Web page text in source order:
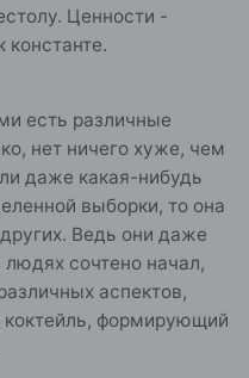
Ценности -
константе.
есть различные
нет ничего хуже, чем
даже какая-нибудь
выборки, то она
Ведь они даже
сочтено начал,
аспектов,
коктейль, формирующий